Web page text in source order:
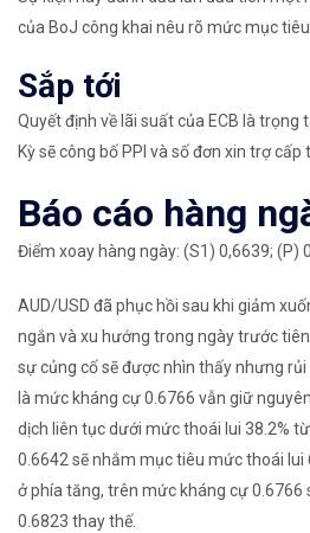
của BoJ công khai nêu rõ mức mục
Sắp tới
Quyết định về lãi suất của ECB là trọng
Kỳ sẽ công bố PPI và số đơn xin trợ cấp
Báo cáo hàng
Điểm xoay hàng ngày: (S1) 0,6639; (P)
AUD/USD đã phục hồi sau khi giảm
ngắn và xu hướng trong ngày trước
sự củng cố sẽ được nhìn thấy nhưng
là mức kháng cự 0.6766 vẫn giữ
dịch liên tục dưới mức thoái lui 38.2%
0.6642 sẽ nhắm mục tiêu mức thoái lui
ở phía tăng, trên mức kháng cự 0.6766
0.6823 thay thế.